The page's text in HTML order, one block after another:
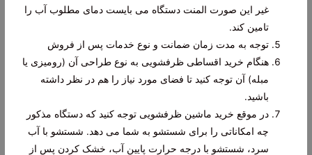
غیر این صورت المنت دستگاه می بایست دمای مطلوب آب را
تامین کند.
توجه به مدت زمان ضمانت و نوع خدمات پس از فروش
هنگام خرید اقساطی ظرفشویی به نوع طراحی آن (رومیزی یا
مبله) آن توجه کنید تا فضای مورد نیاز را هم در نظر داشته
باشید.
در موقع خرید ماشین ظرفشویی توجه کنید که دستگاه مذکور
چه امکاناتی را برای شستشو به شما می دهد. شستشو با آب
سرد، شستشو با درجه حرارت پایین آب، خشک کردن پس از